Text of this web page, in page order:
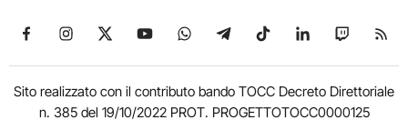
Seguici su Facebook
Seguici su Instagram
Seguici su X
Seguici su YouTube
Seguici su WhatsApp
Seguici su Telegram
Seguici su TikTok
Seguici su
Seguici
Sito realizzato con il contributo bando TOCC Decreto Direttoriale
n. 385 del 19/10/2022 PROT. PROGETTOTOCC0000125